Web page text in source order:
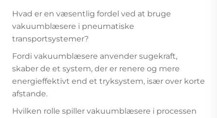
Hvad er en væsentlig fordel ved at bruge
vakuumblæsere i pneumatiske
transportsystemer?
Fordi vakuumblæsere anvender sugekraft,
skaber de et system, der er renere og mere
energieffektivt end et tryksystem, især over korte
afstande.
Hvilken rolle spiller vakuumblæsere i processen